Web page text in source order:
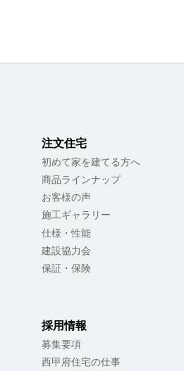
注文住宅
初めて家を建てる方へ
商品ラインナップ
お客様の声
施工ギャラリー
仕様・性能
建設協力会
保証・保険
採用情報
募集要項
西甲府住宅の仕事